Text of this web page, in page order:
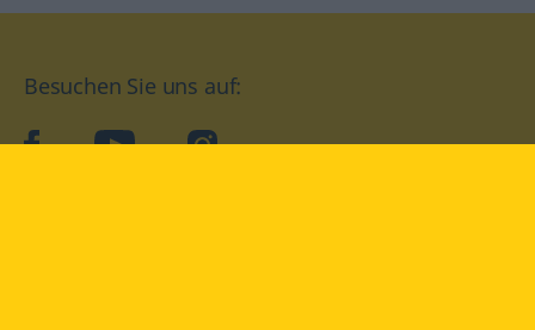
Besuchen Sie uns auf:
facebookYouTube Instagram